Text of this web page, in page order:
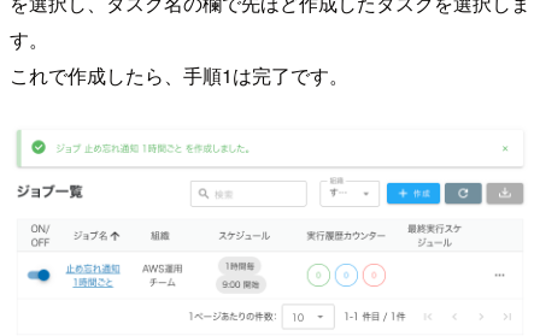
す。
これで作成したら、手順1は完了です。